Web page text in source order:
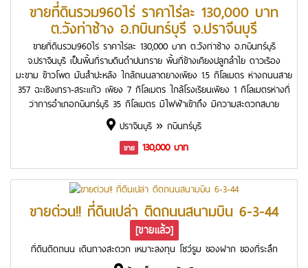
ขายที่ดินรวม960ไร่ ราคาไร่ละ 130,000 บาท
ต.วังท่าช้าง อ.กบินทร์บุรี จ.ปราจีนบุรี
ขายที่ดินรวม960ไร่ ราคาไร่ละ 130,000 บาท ต.วังท่าช้าง อ.กบินทร์บุรี
จ.ปราจีนบุรี เป็นพื้นที่ราบดินดำปนทราย พื้นที่ข้างเคียงปลูกลำไย ดาวเรือง
มะขาม ข้าวโพด มันสำปะหลัง ใกล้ถนนลาดยางเพียง 1.5 กิโลเมตร ห่างถนนสาย
357 ฉะเชิงเทรา-สระแก้ว เพียง 7 กิโลเมตร ใกล้โรงเรียนเพียง 1 กิโลเมตรห่างที่
ว่าการอำเภอกบินทร์บุรี 35 กิโลเมตร มีไฟฟ้าเข้าถึง มีความสะดวกสบาย
ปราจีนบุรี » กบินทร์บุรี
ขาย 130,000 บาท
ขายด่วน!! ที่ดินเปล่า ติดถนนสนามบิน 6-3-44
[ขายแล้ว]
ที่ดินติดถนน เดินทางสะดวก เหมาะลงทุน โชว์รูม ของฝาก ของที่ระลึก